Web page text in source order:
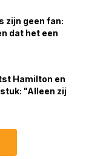
zijn geen fan:
dat het een
Hamilton en
"Alleen zij